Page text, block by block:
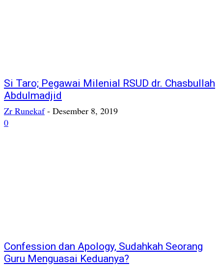
Si Taro; Pegawai Milenial RSUD dr. Chasbullah
Abdulmadjid
Zr Runekaf - Desember 8, 2019
0
Confession dan Apology, Sudahkah Seorang
Guru Menguasai Keduanya?